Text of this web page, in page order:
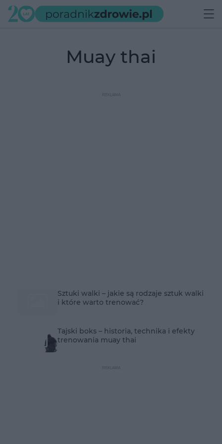
muay thai
Sztuki walki – jakie są rodzaje sztuk walki
i które warto trenować?
Tajski boks – historia, technika i efekty
trenowania muay thai